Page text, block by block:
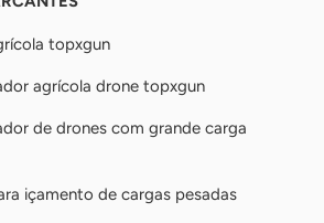
topxgun
agrícola drone topxgun
de drones com grande carga
içamento de cargas pesadas